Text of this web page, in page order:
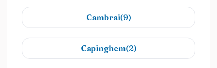
Cambrai(9)
Capinghem(2)